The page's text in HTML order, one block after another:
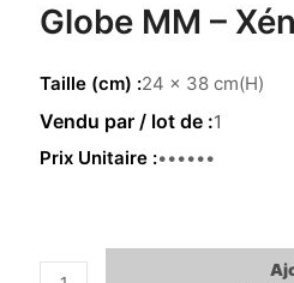
Globe MM –
Taille (cm) 24 x 38 cm(H)
1
Prix Unitaire 99.00€
quantité